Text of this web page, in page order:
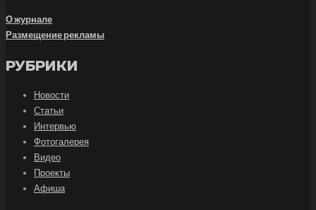
О журнале
Размещение рекламы
РУБРИКИ
Новости
Статьи
Интервью
Фотогалерея
Видео
Проекты
Афиша